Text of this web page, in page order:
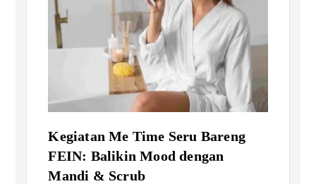
Kegiatan Me Time Seru Bareng
FEIN: Balikin Mood dengan
Mandi & Scrub